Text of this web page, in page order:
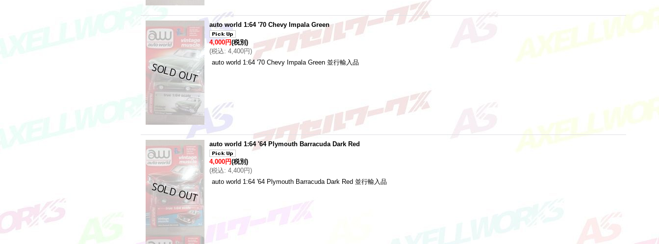
auto world 1:64 '70 Chevy Impala Green
4,000円(税別)
(税込: 4,400円)
auto world 1:64 '70 Chevy Impala Green 並行輸入品
auto world 1:64 '64 Plymouth Barracuda Dark Red
4,000円(税別)
(税込: 4,400円)
auto world 1:64 '64 Plymouth Barracuda Dark Red 並行輸入品